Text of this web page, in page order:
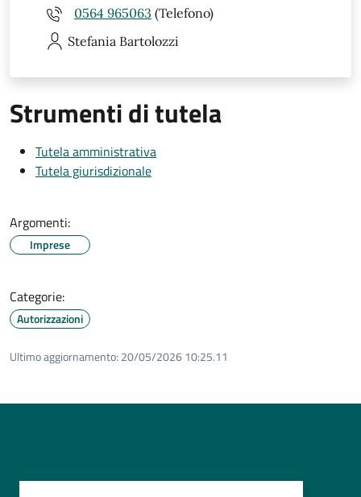
0564 965063 (Telefono)
Stefania Bartolozzi
Strumenti di tutela
Tutela amministrativa
Tutela giurisdizionale
Argomenti:
Imprese
Categorie:
Autorizzazioni
Ultimo aggiornamento: 20/05/2026 10:25.11